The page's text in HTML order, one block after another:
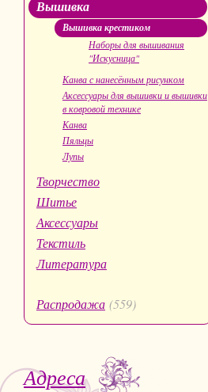
Вышивка
Вышивка крестиком
Наборы для вышивания
"Искусница"
Канва с нанесённым рисунком
Аксессуары для вышивки и вышивки
в ковровой технике
Канва
Пяльцы
Лупы
Творчество
Шитье
Аксессуары
Текстиль
Литература
Распродажа (559)
Адреса